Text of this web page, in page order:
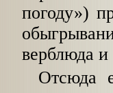
погоду»)
верблюда и
Отсюда